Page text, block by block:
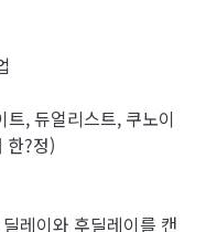
, 듀얼리스트, 쿠노이
한?정)
레이와 후딜레이를 캔